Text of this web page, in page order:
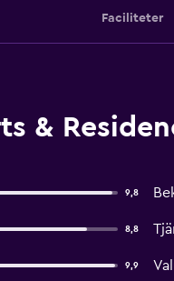
Faciliteter
&
9,8
8,8
9,9